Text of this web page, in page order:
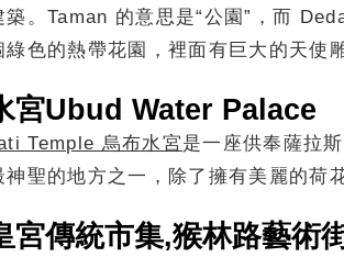
築。Taman 的意思是“公園”，而
綠色的熱帶花園，裡面有巨大的天使
宮Ubud Water Palace
Temple 烏布水宮是一座供奉薩拉
神聖的地方之一，除了擁有美麗的荷
宮傳統市集,猴林路藝術